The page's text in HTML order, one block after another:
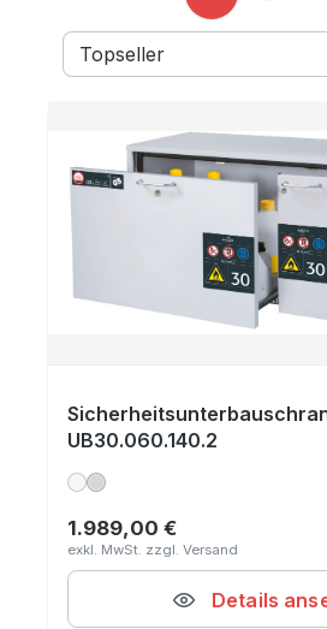
Seite Seite
UB30.060.140.2
Regulärer Preis:
1.989,00 €
Details